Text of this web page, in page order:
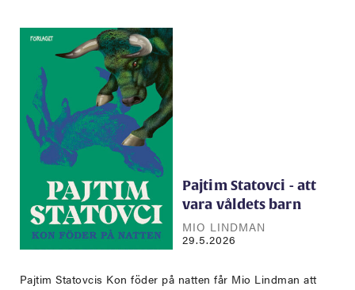
Pajtim Statovci - att
vara våldets barn
MIO LINDMAN
29.5.2026
Pajtim Statovcis Kon föder på natten får Mio Lindman att